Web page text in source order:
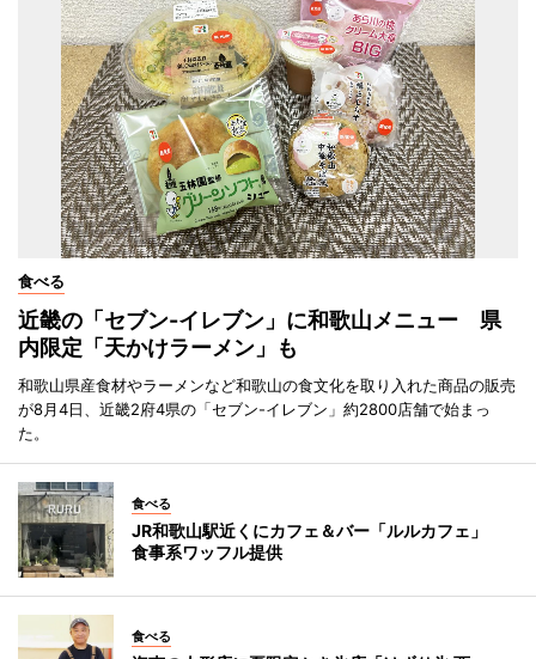
食べる
近畿の「セブン-イレブン」に和歌山メニュー 県
内限定「天かけラーメン」も
和歌山県産食材やラーメンなど和歌山の食文化を取り入れた商品の販売
が8月4日、近畿2府4県の「セブン-イレブン」約2800店舗で始まっ
た。
食べる
JR和歌山駅近くにカフェ＆バー「ルルカフェ」
食事系ワッフル提供
食べる